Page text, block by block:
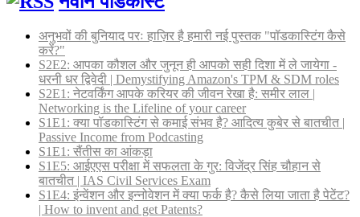
अनुभवों की बुनियाद परः हाज़िर है हमारी नई पुस्तक "पॉडकास्टिंग कैसे
करें?"
S2E2: आपका कौशल और जुनून ही आपको सही दिशा में ले जायेगा -
धरनी धर द्विवेदी | Demystifying Amazon's TPM & SDM roles
S2E1: नेटवर्किंग आपके करियर की जीवन रेखा है: समीर लाल |
Networking is the Lifeline of your career
S1E1: क्या पॉडकास्टिंग से कमाई संभव है? आदित्य कुबेर से बातचीत |
Passive Income from Podcasting
S1E1: सैंतीस का आंकड़ा
S1E5: आईएएस परीक्षा में सफलता के गुर: विजेंद्र सिंह चौहान से
बातचीत | IAS Civil Services Exam
S1E4: इंन्वेंशन और इन्नोवेशन में क्या फर्क है? कैसे लिया जाता है पेटेंट?
| How to invent and get Patents?